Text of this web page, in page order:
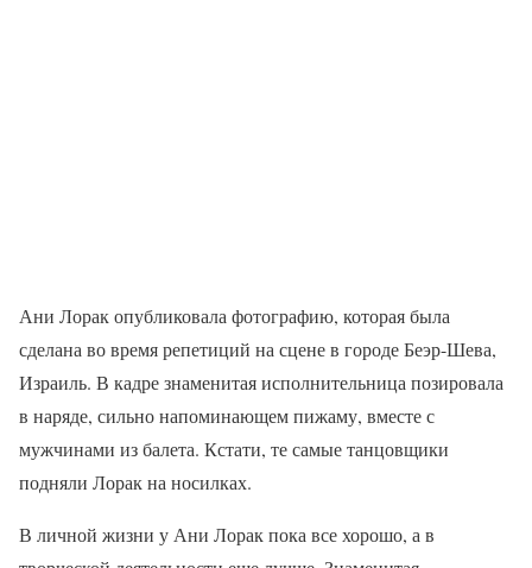
Ани Лорак опубликовала фотографию, которая была
сделана во время репетиций на сцене в городе Беэр-Шева,
Израиль. В кадре знаменитая исполнительница позировала
в наряде, сильно напоминающем пижаму, вместе с
мужчинами из балета. Кстати, те самые танцовщики
подняли Лорак на носилках.
В личной жизни у Ани Лорак пока все хорошо, а в